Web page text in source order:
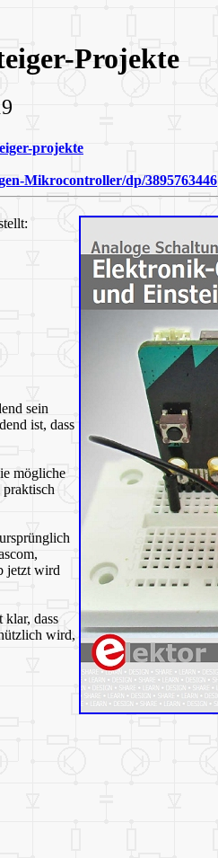
Projekte
projekte
Mikrocontroller/dp/3895763446
sein
ist, dass
mögliche
jetzt wird
klar, dass
wird,